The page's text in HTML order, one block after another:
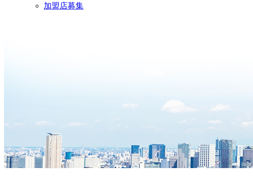
加盟店募集